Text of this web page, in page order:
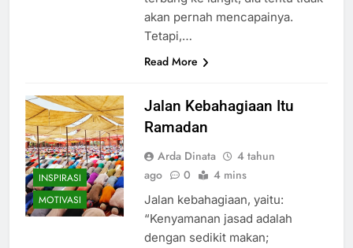
akan pernah mencapainya.
Tetapi,…
Read More
INSPIRASI
MOTIVASI
Jalan Kebahagiaan Itu
Ramadan
Arda Dinata
4 tahun
ago
0 4 mins
Jalan kebahagiaan, yaitu:
“Kenyamanan jasad adalah
dengan sedikit makan;